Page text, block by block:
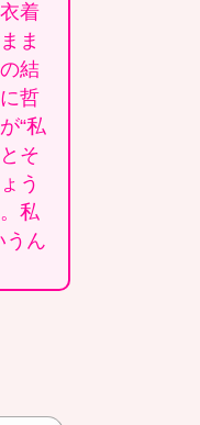
着
ま
結
哲
“私
そ
う
私
うん